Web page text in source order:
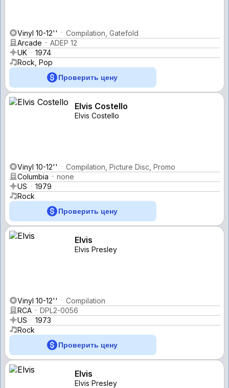
Vinyl 10-12''
Compilation, Gatefold
Arcade
ADEP 12
UK
1974
Rock, Pop
Проверить цену
Elvis Costello
Elvis Costello
Vinyl 10-12''
Compilation, Picture Disc, Promo
Columbia
none
US
1979
Rock
Проверить цену
Elvis
Elvis Presley
Vinyl 10-12''
Compilation
RCA
DPL2-0056
US
1973
Rock
Проверить цену
Elvis
Elvis Presley